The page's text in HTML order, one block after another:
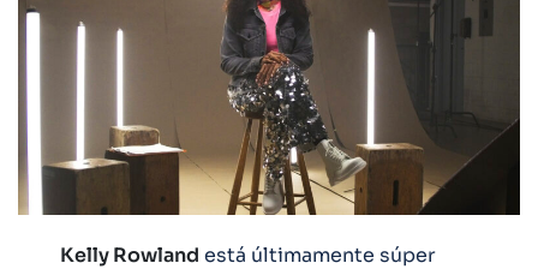
Kelly Rowland está últimamente súper